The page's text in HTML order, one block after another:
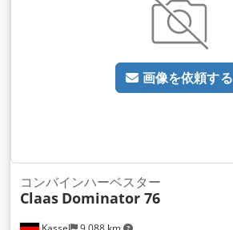
画像を依頼する
コンバインハーベスター
Claas Dominator 76